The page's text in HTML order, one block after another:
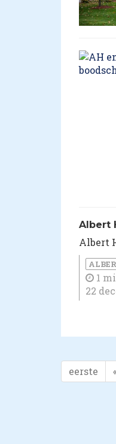
​Albert
Albert
1
22
eerste